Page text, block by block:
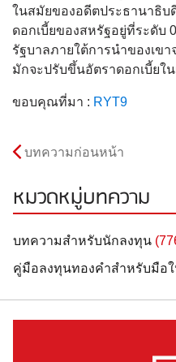
ในสมัยของอดีตประธานาธิบ
ดอกเบี้ยของสหรัฐอยู่ที่ระดับ
รัฐบาลภายใต้การนำของเข
มักจะปรับขึ้นอัตราดอกเบี้ยใ
ขอบคุณที่มา : RYT9
บทความก่อนหน้า
หมวดหมู่บทความ
บทความสำหรับนักลงทุน
คู่มือลงทุนทองคำสำหรับมือ